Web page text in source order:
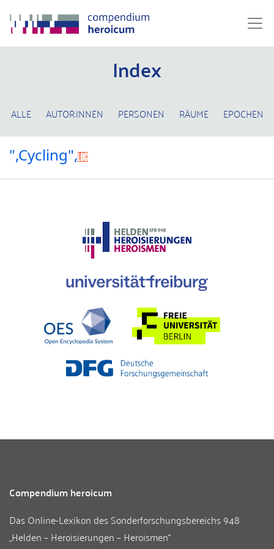
Index
ALLE AUTOR:INNEN PERSONEN RÄUME EPOCHEN
",Cycling",
Compendium heroicum
Das Online-Lexikon desSonderforschungsbereichs 948
„Helden – Heroisierungen – Heroismen“